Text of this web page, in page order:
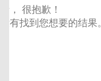
亲， 很抱歉！
没有找到您想要的结果。